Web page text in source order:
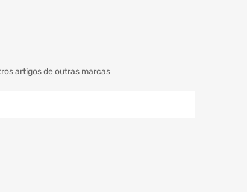
artigos de outras marcas